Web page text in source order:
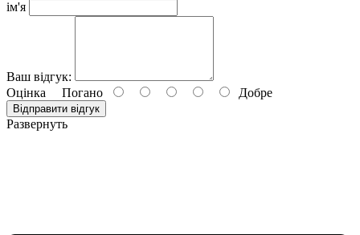
ім'я
Ваш відгук:
Оцінка Погано Добре
Відправити відгук
Развернуть